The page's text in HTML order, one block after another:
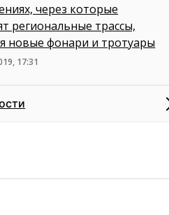
через которые
региональные трассы,
новые фонари и тротуары
17:31